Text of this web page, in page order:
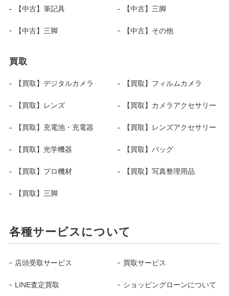
【中古】筆記具 【中古】三脚
【中古】三脚 【中古】その他
買取
【買取】デジタルカメラ 【買取】フィルムカメラ
【買取】レンズ 【買取】カメラアクセサリー
【買取】充電池・充電器 【買取】レンズアクセサリー
【買取】光学機器 【買取】バッグ
【買取】プロ機材 【買取】写真整理用品
【買取】三脚
各種サービスについて
店頭受取サービス 買取サービス
LINE査定買取 ショッピングローンについて